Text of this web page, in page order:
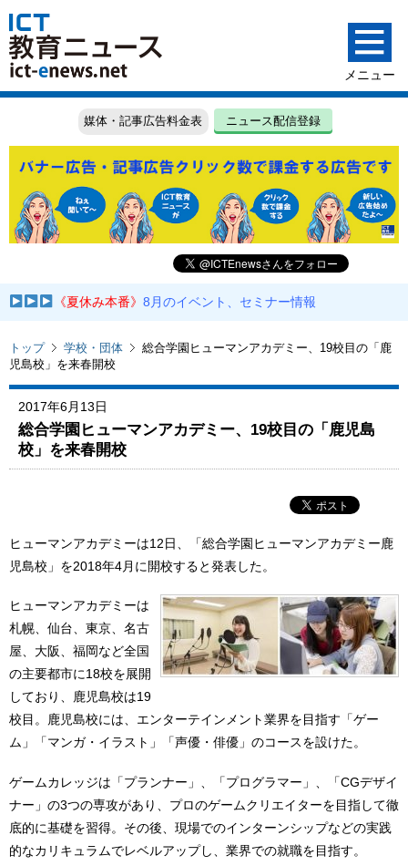
媒体・記事広告料金表 ニュース配信登録
《夏休み本番》8月のイベント、セミナー情報
トップ 学校・団体
総合学園ヒューマンアカデミー、19校目の「鹿
児島校」を来春開校
2017年6月13日
総合学園ヒューマンアカデミー、19校目の「鹿児島
校」を来春開校
ヒューマンアカデミーは12日、「総合学園ヒューマンアカデミー鹿
児島校」を2018年4月に開校すると発表した。
ヒューマンアカデミーは
札幌、仙台、東京、名古
屋、大阪、福岡など全国
の主要都市に18校を展開
しており、鹿児島校は19
校目。鹿児島校には、エンターテインメント業界を目指す「ゲー
ム」「マンガ・イラスト」「声優・俳優」のコースを設けた。
ゲームカレッジは「プランナー」、「プログラマー」、「CGデザイ
ナー」の3つの専攻があり、プロのゲームクリエイターを目指して徹
底的に基礎を習得。その後、現場でのインターンシップなどの実践
的なカリキュラムでレベルアップし、業界での就職を目指す。